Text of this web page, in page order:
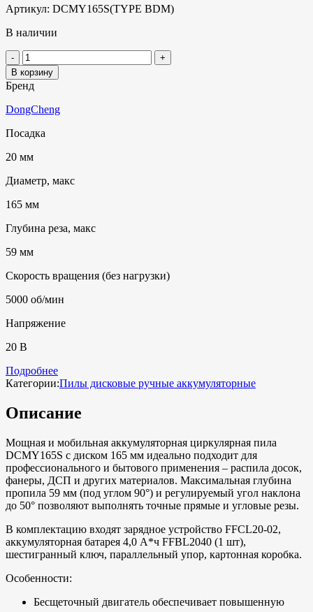
Артикул: DCMY165S(TYPE BDM)
В наличии
В корзину
Бренд
DongCheng
Посадка
20 мм
Диаметр, макс
165 мм
Глубина реза, макс
59 мм
Скорость вращения (без нагрузки)
5000 об/мин
Напряжение
20 В
Подробнее
Категории:Пилы дисковые ручные аккумуляторные
Описание
Мощная и мобильная аккумуляторная циркулярная пила
DCMY165S с диском 165 мм идеально подходит для
профессионального и бытового применения – распила досок,
фанеры, ДСП и других материалов. Максимальная глубина
пропила 59 мм (под углом 90°) и регулируемый угол наклона
до 50° позволяют выполнять точные прямые и угловые резы.
В комплектацию входят зарядное устройство FFCL20-02,
аккумуляторная батарея 4,0 А*ч FFBL2040 (1 шт),
шестигранный ключ, параллельный упор, картонная коробка.
Особенности:
Бесщеточный двигатель обеспечивает повышенную